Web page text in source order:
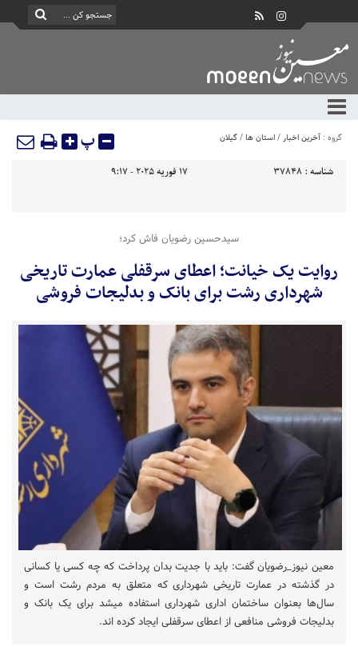
گروه : آخرین اخبار/استان ها/گیلان پ
شناسه : 37848 17 فوریه 2025 - 9:17
سیدحسین رضویان فاش کرد؛
روایت یک خیانت؛ اعطای سرقفلی عمارت تاریخی
شهرداری رشت برای بانک و بدلیجات فروشی
معین نیوز_رضویان گفت: باید با جدیت بدان پرداخت که چه کسی یا کسانی
در گذشته در عمارت تاریخی شهرداری که متعلق به مردم رشت است و
سال‌ها بعنوان ساختمان اداری شهرداری استفاده میشد برای یک بانک و
بدلیجات فروشی منافعی از اعطای سرقفلی ایجاد کرده اند.